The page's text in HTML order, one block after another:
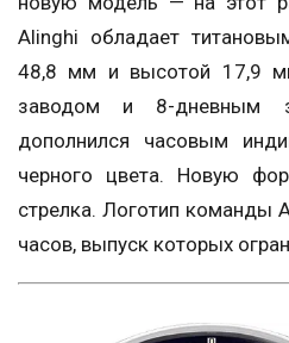
Alinghi обладает
48,8 мм и высотой 17,9
заводом и 8-дневным
дополнился часовым
черного цвета. Новую
стрелка. Логотип команды
часов, выпуск которых